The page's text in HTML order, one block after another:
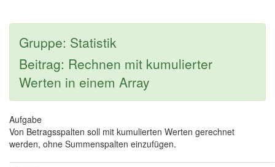
Gruppe: Statistik
Beitrag: Rechnen mit kumulierter
Werten in einem Array
Aufgabe
Von Betragsspalten soll mit kumulierten Werten gerechnet
werden, ohne Summenspalten einzufügen.